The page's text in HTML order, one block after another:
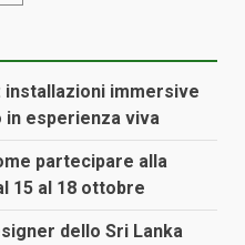
installazioni immersive
esperienza viva
partecipare alla
15 al 18 ottobre
dello Sri Lanka